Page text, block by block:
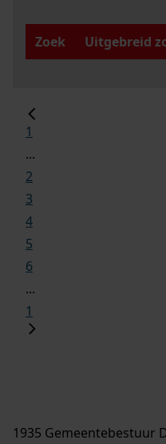
Zoek
Uitgebreid
1
...
2
3
4
5
6
...
1
1935 Gemeentebestuur